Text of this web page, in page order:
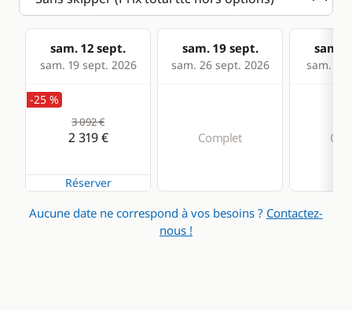
sam. 12 sept.
sam. 19 sept. 2026
sam. 19 sept.
sam. 26 sept. 2026
sam.
sam. 03
-25 %
3 092 €
2 319 €
Réserver
Complet
Aucune date ne correspond à vos besoins ? Contactez-
nous !